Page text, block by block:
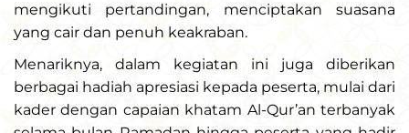
mengikuti pertandingan, menciptakan suasana
yang cair dan penuh keakraban.
Menariknya, dalam kegiatan ini juga diberikan
berbagai hadiah apresiasi kepada peserta, mulai dari
kader dengan capaian khatam Al-Qur’an terbanyak